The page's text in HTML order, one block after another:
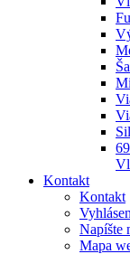
Kontakt
Kontakt
Napíšte
Mapa